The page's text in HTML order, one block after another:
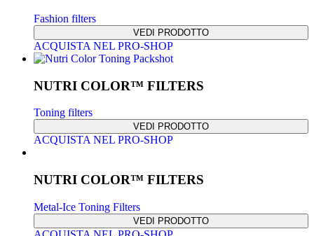
Fashion filters
VEDI PRODOTTO
ACQUISTA NEL PRO-SHOP
NUTRI COLOR™ FILTERS
Toning filters
VEDI PRODOTTO
ACQUISTA NEL PRO-SHOP
NUTRI COLOR™ FILTERS
Metal-Ice Toning Filters
VEDI PRODOTTO